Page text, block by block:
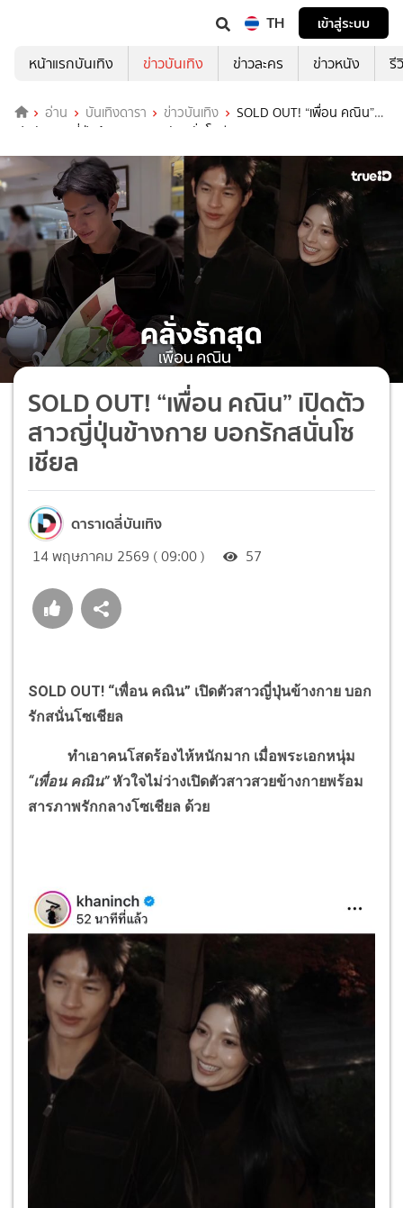
TH
เข้าสู่ระบบ
หน้าแรกบันเทิง
ข่าวบันเทิง ข่าวละคร ข่าวหนัง รี
อ่าน บันเทิงดารา ข่าวบันเทิง
SOLD OUT! “เพื่อน คณิน”
เปิดตัวสาวญี่ปุ่นข้างกาย บอกรักสนั่นโซเชียล
SOLD OUT! “เพื่อน คณิน” เปิดตัว
สาวญี่ปุ่นข้างกาย บอกรักสนั่นโซ
เชียล
ดาราเดลี่บันเทิง
14 พฤษภาคม 2569 ( 09:00 ) 57
SOLD OUT! “เพื่อน คณิน” เปิดตัวสาวญี่ปุ่นข้างกาย บอก
รักสนั่นโซเชียล
ทำเอาคนโสดร้องไห้หนักมาก เมื่อพระเอกหนุ่ม
“เพื่อน คณิน”หัวใจไม่ว่างเปิดตัวสาวสวยข้างกายพร้อม
สารภาพรักกลางโซเชียล ด้วย